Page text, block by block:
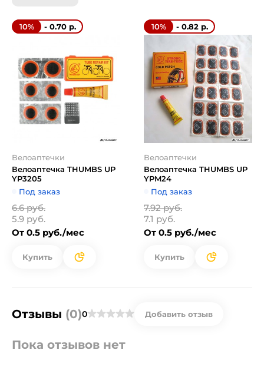
10% - 0.70 р.
Велоаптечки
Велоаптечка THUMBS UP
YP3205
Под заказ
6.6 руб.
5.9 руб.
От 0.5 руб./мес
Купить
10% - 0.82 р.
Велоаптечки
Велоаптечка THUMBS UP
YPM24
Под заказ
7.92 руб.
7.1 руб.
От 0.5 руб./мес
Купить
Отзывы (0)0 Добавить отзыв
Пока отзывов нет